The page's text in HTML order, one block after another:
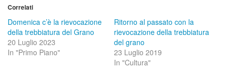
Correlati
Domenica c’è la rievocazione
della trebbiatura del Grano
20 Luglio 2023
In "Primo Piano"
Ritorno al passato con la
rievocazione della trebbiatura
del grano
23 Luglio 2019
In "Cultura"